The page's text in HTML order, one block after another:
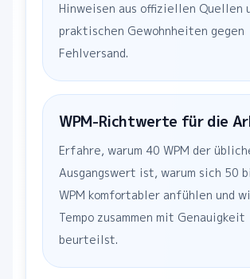
Hinweisen aus offiziellen Quellen
praktischen Gewohnheiten gegen
Fehlversand.
WPM-Richtwerte für die
Erfahre, warum 40 WPM der
Ausgangswert ist, warum sich 50
WPM komfortabler anfühlen und
Tempo zusammen mit Genauigkeit
beurteilst.